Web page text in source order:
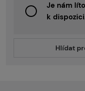
Je nám
k
Hlídat